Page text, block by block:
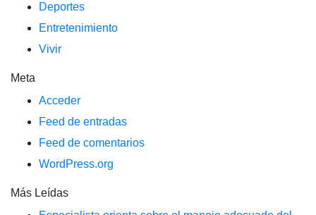
Deportes
Entretenimiento
Vivir
Meta
Acceder
Feed de entradas
Feed de comentarios
WordPress.org
Más Leídas